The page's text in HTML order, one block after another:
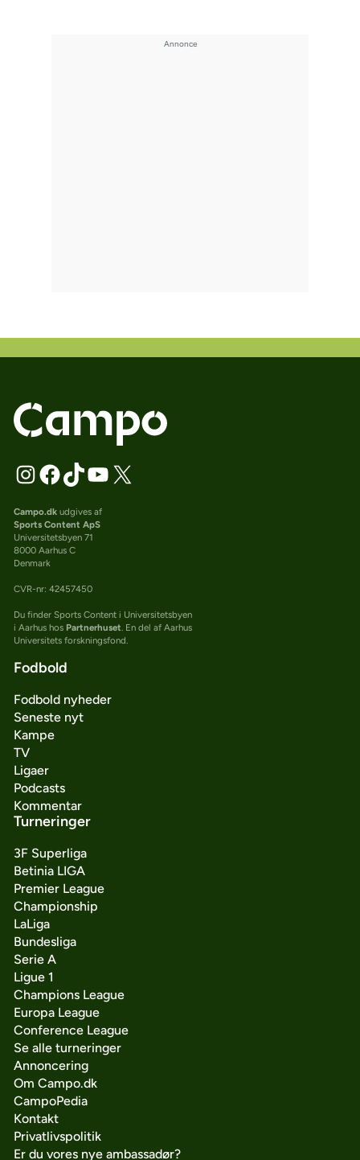
Campo.dkudgives af
Sports Content ApS
Universitetsbyen 71
8000 Aarhus C
Denmark
CVR-nr: 42457450
Du finder Sports Content i Universitetsbyen
i Aarhus hos Partnerhuset. En del af Aarhus
Universitets forskningsfond.
Fodbold
Fodbold nyheder
Seneste nyt
Kampe
TV
Ligaer
Podcasts
Kommentar
Turneringer
3F Superliga
Betinia LIGA
Premier League
Championship
LaLiga
Bundesliga
Serie A
Ligue 1
Champions League
Europa League
Conference League
Se alle turneringer
Annoncering
Om Campo.dk
CampoPedia
Kontakt
Privatlivspolitik
Er du vores nye ambassadør?